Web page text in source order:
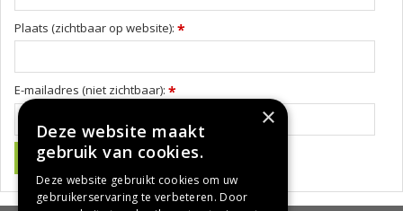
Plaats (zichtbaar op website): *
E-mailadres (niet zichtbaar): *
×
Deze website maakt
gebruik van cookies.
Deze website gebruikt cookies om uw
gebruikerservaring te verbeteren. Door